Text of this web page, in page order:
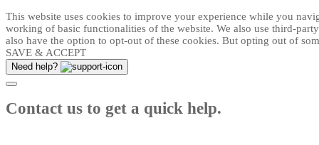
This website uses cookies to improve your experience while you
working of basic functionalities of the website. We also use third-
also have the option to opt-out of these cookies. But opting out of
SAVE & ACCEPT
Need help?
Contact us to get a quick help.